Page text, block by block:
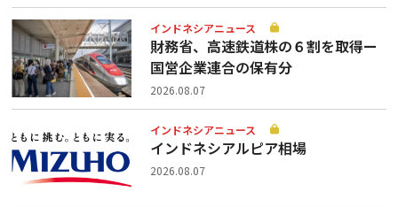
インドネシアニュース
財務省、高速鉄道株の６割を取得ー
国営企業連合の保有分
2026.08.07
インドネシアニュース
インドネシアルピア相場
2026.08.07